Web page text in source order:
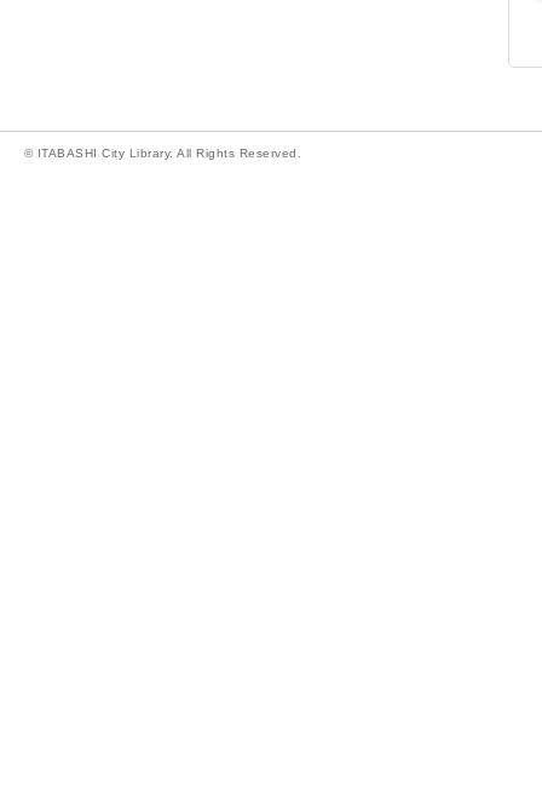
© ITABASHI City Library. All Rights Reserved.